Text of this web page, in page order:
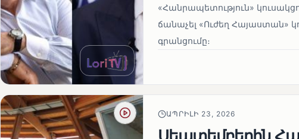
«Հանրապետություն»
ճանաչել «Ուժեղ Հայաստան»
գրանցումը։
ԱՊՐԻԼԻ 23, 2026